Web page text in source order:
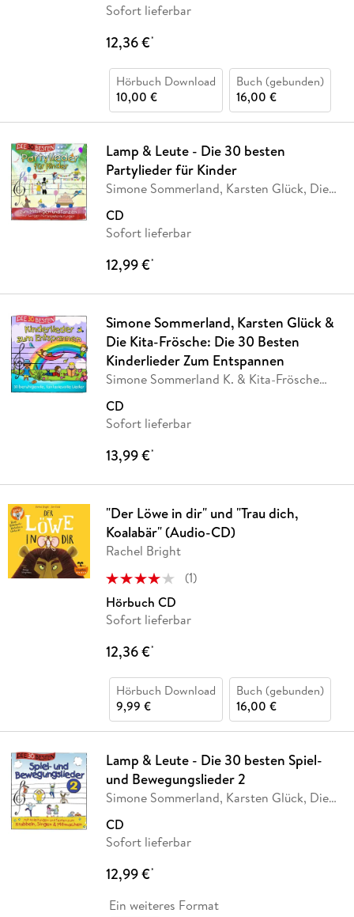
Sofort lieferbar
12,36 €*
Hörbuch Download
10,00 €
Buch (gebunden)
16,00 €
Lamp & Leute - Die 30 besten
Partylieder für Kinder
Simone Sommerland, Karsten Glück, Die
CD
Sofort lieferbar
12,99 €*
Simone Sommerland, Karsten Glück &
Die Kita-Frösche: Die 30 Besten
Kinderlieder Zum Entspannen
Simone Sommerland K. & Kita-Frösche
CD
Sofort lieferbar
13,99 €*
"Der Löwe in dir" und "Trau dich,
Koalabär" (Audio-CD)
Rachel Bright
(1)
Hörbuch CD
Sofort lieferbar
12,36 €*
Hörbuch Download
9,99 €
Buch (gebunden)
16,00 €
Lamp & Leute - Die 30 besten Spiel-
und Bewegungslieder 2
Simone Sommerland, Karsten Glück, Die
CD
Sofort lieferbar
12,99 €*
Ein weiteres Format